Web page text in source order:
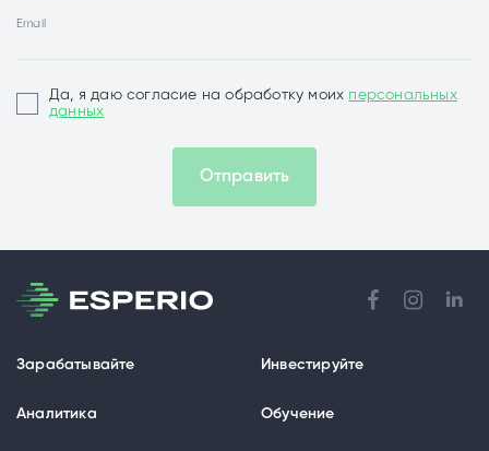
Email
Да, я даю согласие на обработку моих персональных
данных
Отправить
Зарабатывайте Инвестируйте
Аналитика Обучение